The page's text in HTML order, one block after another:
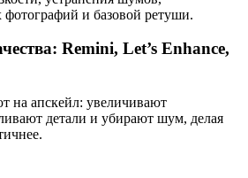
фотографий и базовой ретуши.
Remini, Let’s Enhance,
на апскейл: увеличивают
детали и убирают шум, делая